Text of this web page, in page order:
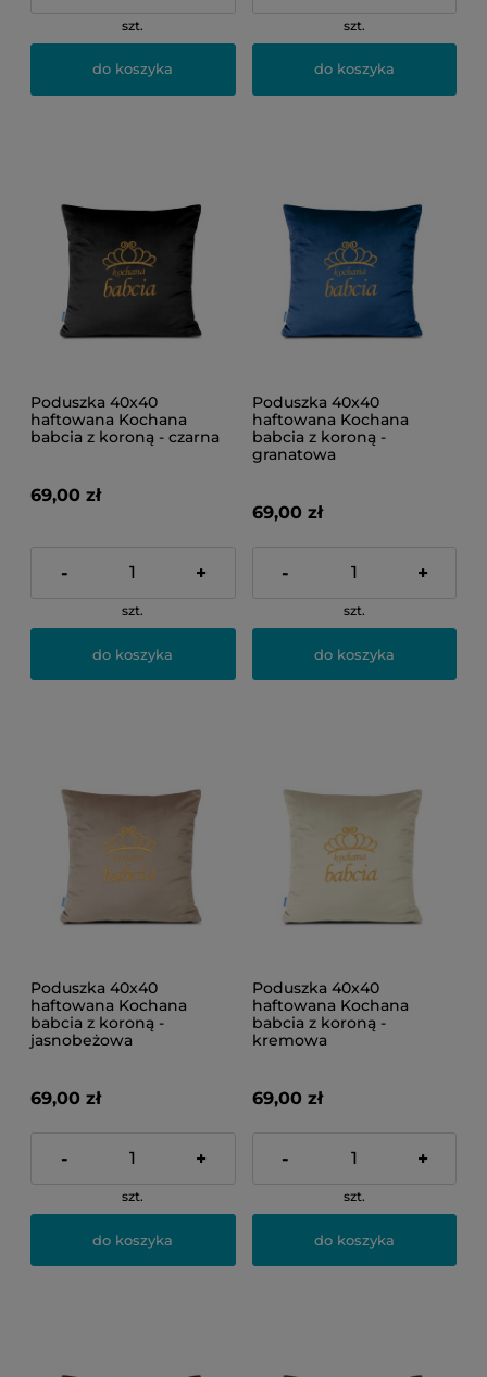
szt.
do koszyka
szt.
do koszyka
Poduszka 40x40
haftowana Kochana
babcia z koroną - czarna
69,00 zł
- +
szt.
do koszyka
Poduszka 40x40
haftowana Kochana
babcia z koroną -
granatowa
69,00 zł
- +
szt.
do koszyka
Poduszka 40x40
haftowana Kochana
babcia z koroną -
jasnobeżowa
69,00 zł
- +
szt.
do koszyka
Poduszka 40x40
haftowana Kochana
babcia z koroną -
kremowa
69,00 zł
- +
szt.
do koszyka